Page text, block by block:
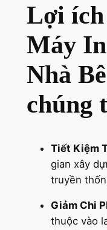
Lợi
Máy
Nhà
chúng
Tiết Kiệm
gian xây
truyền
Giảm Chi
thuộc vào